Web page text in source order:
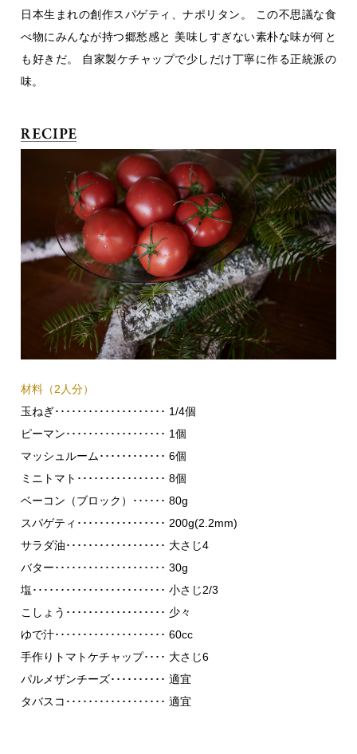
日本生まれの創作スパゲティ、ナポリタン。
この不思議な食
べ物にみんなが持つ郷愁感と 美味しすぎない素朴な味が何と
も好きだ。
自家製ケチャップで少しだけ丁寧に作る正統派の
味。
材料（2人分）
玉ねぎ････････････････････ 1/4個
ピーマン･･････････････････ 1個
マッシュルーム････････････ 6個
ミニトマト････････････････ 8個
ベーコン（ブロック）･･････ 80g
スパゲティ････････････････ 200g(2.2mm)
サラダ油･･････････････････ 大さじ4
バター････････････････････ 30g
塩････････････････････････ 小さじ2/3
こしょう･･････････････････ 少々
ゆで汁････････････････････ 60cc
手作りトマトケチャップ････ 大さじ6
パルメザンチーズ･･････････ 適宜
タバスコ･･････････････････ 適宜